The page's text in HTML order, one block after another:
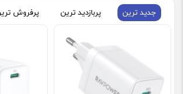
جدید ترین پربازدید ترین پرفروش